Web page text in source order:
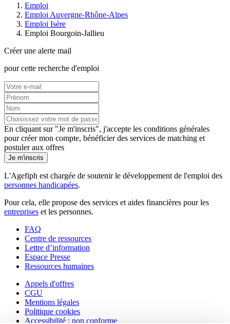
Emploi
Emploi Auvergne-Rhône-Alpes
Emploi Isère
Emploi Bourgoin-Jallieu
Créer une alerte mail
pour cette recherche d'emploi
En cliquant sur "Je m'inscris", j'accepte les conditions générales
pour créer mon compte, bénéficier des services de matching et
postuler aux offres
Je m'inscris
L'Agefiph est chargée de soutenir le développement de l'emploi des
personnes handicapées.
Pour cela, elle propose des services et aides financières pour les
entreprises et les personnes.
FAQ
Centre de ressources
Lettre d’information
Espace Presse
Ressources humaines
Appels d'offres
CGU
Mentions légales
Politique cookies
Accessibilité : non conforme